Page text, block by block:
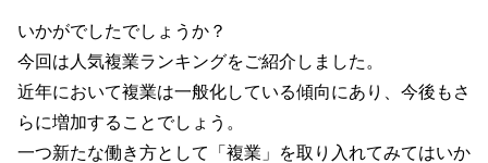
いかがでしたでしょうか？
今回は人気複業ランキングをご紹介しました。
近年において複業は一般化している傾向にあり、今後もさ
らに増加することでしょう。
一つ新たな働き方として「複業」を取り入れてみてはいか